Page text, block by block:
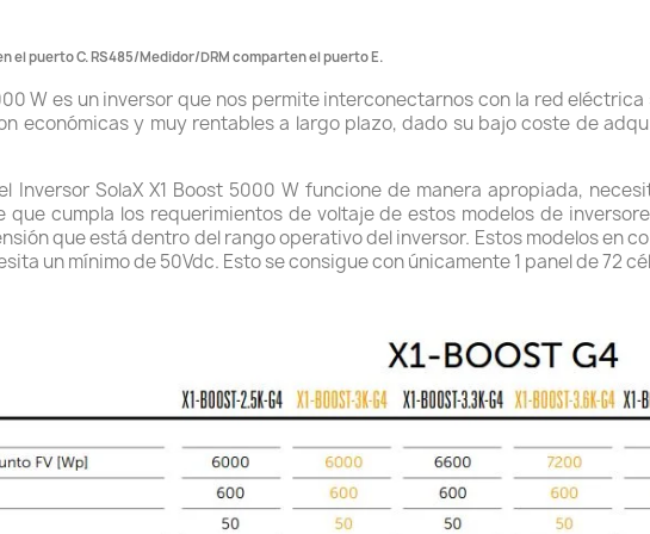
el puerto C. RS485/Medidor/DRM comparten el puerto E.
W es un inversor que nos permite interconectarnos con la red
económicas y muy rentables a largo plazo, dado su bajo coste de
Inversor SolaX X1 Boost 5000 W funcione de manera apropiada,
que cumpla los requerimientos de voltaje de estos modelos de
que está dentro del rango operativo del inversor. Estos modelos en
un mínimo de 50Vdc. Esto se consigue con únicamente 1 panel de 72